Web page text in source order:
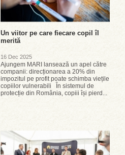
Un viitor pe care fiecare copil îl
merită
16 Dec 2025
Ajungem MARI lansează un apel către
companii: direcționarea a 20% din
impozitul pe profit poate schimba viețile
copiilor vulnerabili În sistemul de
protecție din România, copiii își pierd...